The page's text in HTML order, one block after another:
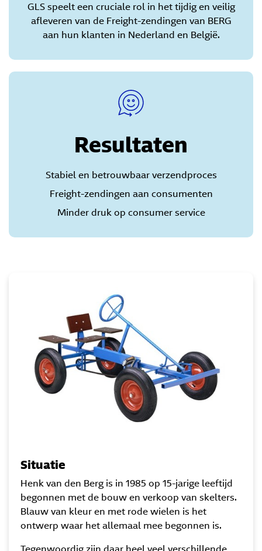
GLS speelt een cruciale rol in het tijdig en veilig
afleveren van de Freight-zendingen van BERG
aan hun klanten in Nederland en België.
Resultaten
Stabiel en betrouwbaar verzendproces
Freight-zendingen aan consumenten
Minder druk op consumer service
Situatie
Henk van den Berg is in 1985 op 15-jarige leeftijd
begonnen met de bouw en verkoop van skelters.
Blauw van kleur en met rode wielen is het
ontwerp waar het allemaal mee begonnen is.